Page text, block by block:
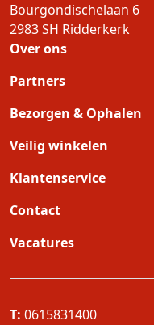
Bourgondischelaan 6
2983 SH Ridderkerk
Over ons
Partners
Bezorgen & Ophalen
Veilig winkelen
Klantenservice
Contact
Vacatures
T: 0615831400